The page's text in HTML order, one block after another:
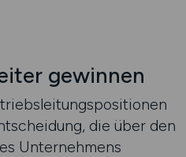
gewinnen
die über den
Unternehmens